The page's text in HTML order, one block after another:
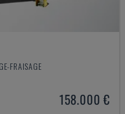
FRAISAGE
158.000 €